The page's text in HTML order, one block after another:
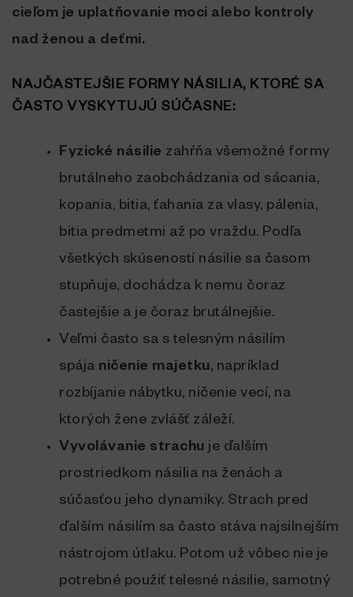
cieľom je uplatňovanie moci alebo kontroly
nad ženou a deťmi.
NAJČASTEJŠIE FORMY NÁSILIA, KTORÉ SA
ČASTO VYSKYTUJÚ SÚČASNE:
Fyzické násilie zahŕňa všemožné formy
brutálneho zaobchádzania od sácania,
kopania, bitia, ťahania za vlasy, pálenia,
bitia predmetmi až po vraždu. Podľa
všetkých skúseností násilie sa časom
stupňuje, dochádza k nemu čoraz
častejšie a je čoraz brutálnejšie.
Veľmi často sa s telesným násilím
spája ničenie majetku, napríklad
rozbíjanie nábytku, ničenie vecí, na
ktorých žene zvlášť záleží.
Vyvolávanie strachu je ďalším
prostriedkom násilia na ženách a
súčasťou jeho dynamiky. Strach pred
ďalším násilím sa často stáva najsilnejším
nástrojom útlaku. Potom už vôbec nie je
potrebné použiť telesné násilie, samotný